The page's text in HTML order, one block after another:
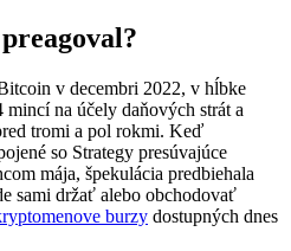
v decembri 2022, v hĺbke
na účely daňových strát a
tromi a pol rokmi. Keď
so Strategy presúvajúce
mája, špekulácia predbiehala
sami držať alebo obchodovať
burzy dostupných dnes